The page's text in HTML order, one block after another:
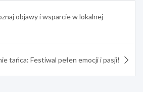
objawy i wsparcie w lokalnej
tańca: Festiwal pełen emocji i pasji!